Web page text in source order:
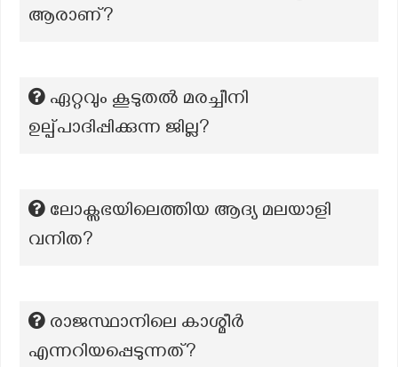
ആരാണ്?
ഏറ്റവും കൂടുതല്‍ മരച്ചീനി
ഉല്പ്പാദിപ്പിക്കുന്ന ജില്ല?
ലോക്സഭയിലെത്തിയ ആദ്യ മലയാളി
വനിത?
രാജസ്ഥാനിലെ കാശ്മീർ
എന്നറിയപ്പെടുന്നത്?